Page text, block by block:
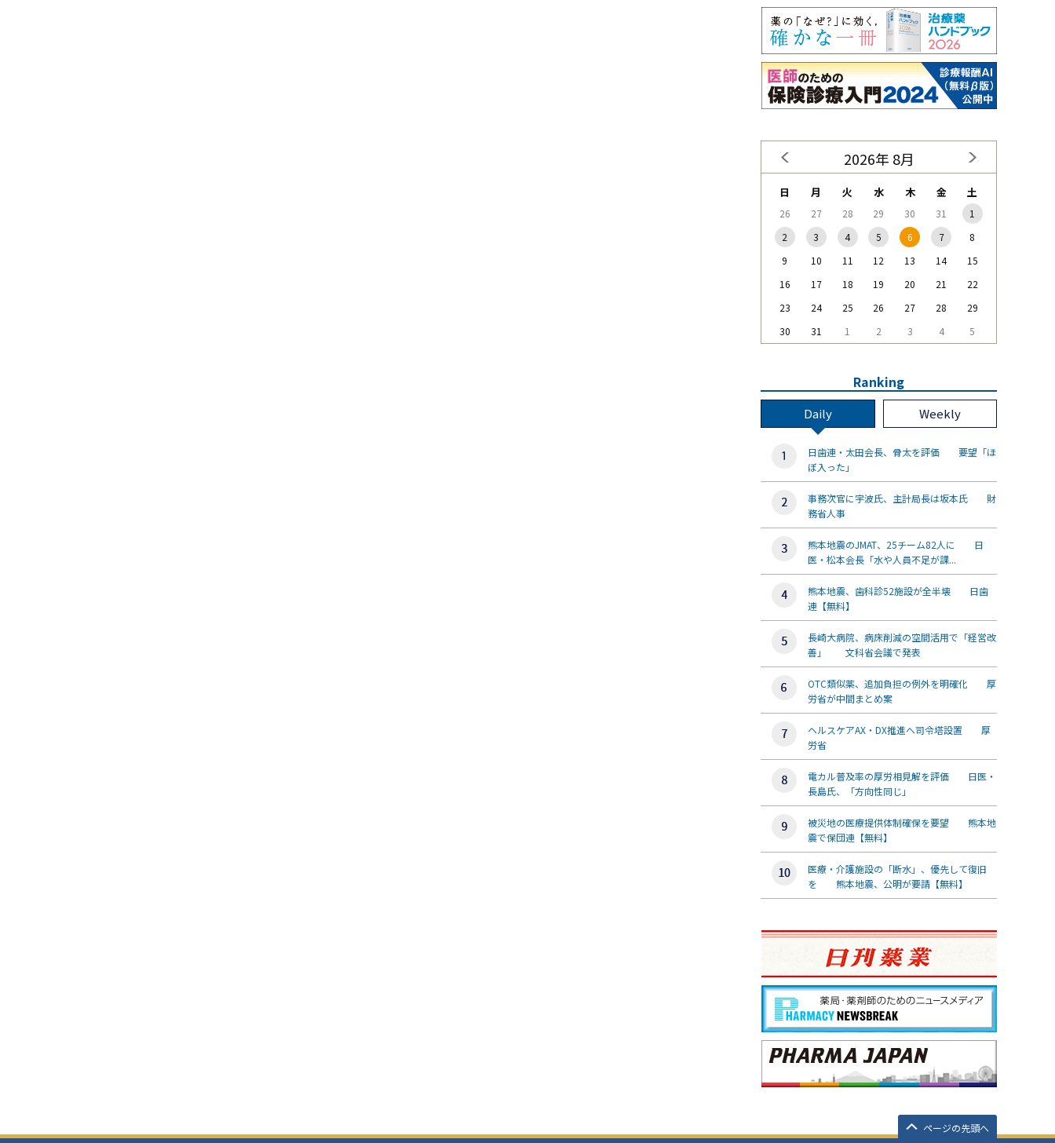
2026年 8月
日 月 火 水 木 金 土
26 27 28 29 30 31
1
2
3 4 5 6 7
8
9
10 11 12 13 14
15
16
17 18 19 20 21
22
23
24 25 26 27 28
29
30
31 1 2 3 4 5
Ranking
Daily Weekly
日歯連・太田会長、骨太を評価 要望「ほ
ぼ入った」
事務次官に宇波氏、主計局長は坂本氏 財
務省人事
熊本地震のJMAT、25チーム82人に 日
医・松本会長「水や人員不足が課...
熊本地震、歯科診52施設が全半壊 日歯
連【無料】
長崎大病院、病床削減の空間活用で「経営改
善」 文科省会議で発表
OTC類似薬、追加負担の例外を明確化 厚
労省が中間まとめ案
ヘルスケアAX・DX推進へ司令塔設置 厚
労省
電カル普及率の厚労相見解を評価 日医・
長島氏、「方向性同じ」
被災地の医療提供体制確保を要望 熊本地
震で保団連【無料】
医療・介護施設の「断水」、優先して復旧
を 熊本地震、公明が要請【無料】
ページの先頭へ